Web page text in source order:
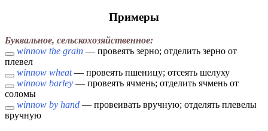
Примеры
Буквальное, сельскохозяйственное:
winnow the grain — провеять зерно; отделить зерно от
плевел
winnow wheat— провеять пшеницу; отсеять шелуху
winnow barley — провеять ячмень; отделить ячмень от
соломы
winnow by hand — провеивать вручную; отделять плевелы
вручную